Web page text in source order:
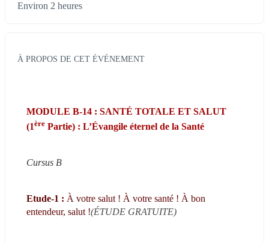
Environ 2 heures
À PROPOS DE CET ÉVÉNEMENT
MODULE B-14 : SANTÉ TOTALE ET SALUT
(1ère Partie) : L’Évangile éternel de la Santé
Cursus B
Etude-1 : À votre salut ! À votre santé ! À bon
entendeur, salut !(ÉTUDE GRATUITE)